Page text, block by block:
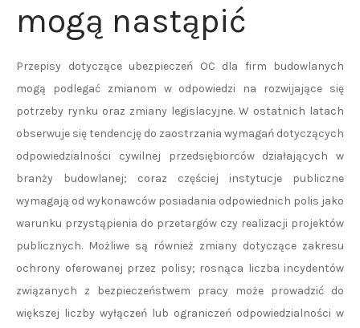
mogą nastąpić
Przepisy dotyczące ubezpieczeń OC dla firm budowlanych
mogą podlegać zmianom w odpowiedzi na rozwijające się
potrzeby rynku oraz zmiany legislacyjne. W ostatnich latach
obserwuje się tendencję do zaostrzania wymagań dotyczących
odpowiedzialności cywilnej przedsiębiorców działających w
branży budowlanej; coraz częściej instytucje publiczne
wymagają od wykonawców posiadania odpowiednich polis jako
warunku przystąpienia do przetargów czy realizacji projektów
publicznych. Możliwe są również zmiany dotyczące zakresu
ochrony oferowanej przez polisy; rosnąca liczba incydentów
związanych z bezpieczeństwem pracy może prowadzić do
większej liczby wyłączeń lub ograniczeń odpowiedzialności w